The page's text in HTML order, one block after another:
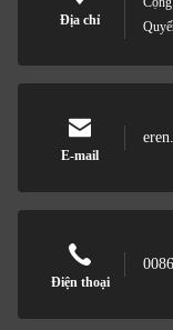
Địa chỉ
E-mail
Điện thoại